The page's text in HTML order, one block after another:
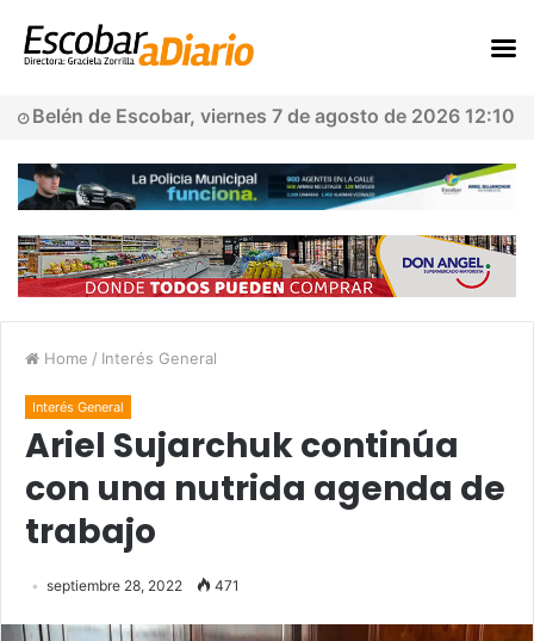
Belén de Escobar, viernes 7 de agosto de 2026 12:10
Home / Interés General
Interés General
Ariel Sujarchuk continúa
con una nutrida agenda de
trabajo
septiembre 28, 2022 471